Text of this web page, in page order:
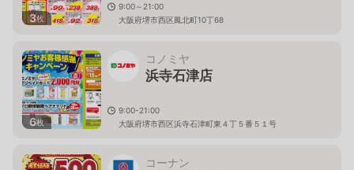
3枚
9:00～21:00
大阪府堺市西区鳳北町10丁68
6枚
コノミヤ
浜寺石津店
9:00-21:00
大阪府堺市西区浜寺石津町東４丁５番５１号
コーナン